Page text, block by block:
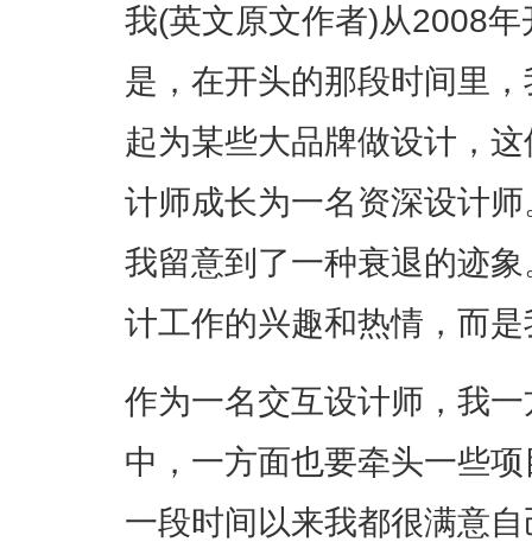
我(英文原文作者)从2008
是，在开头的那段时间里
起为某些大品牌做设计，
计师成长为一名资深设计
我留意到了一种衰退的迹
计工作的兴趣和热情，而
作为一名交互设计师，我
中，一方面也要牵头一些
一段时间以来我都很满意